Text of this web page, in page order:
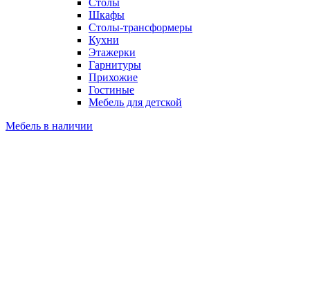
Столы
Шкафы
Столы-трансформеры
Кухни
Этажерки
Гарнитуры
Прихожие
Гостиные
Мебель для детской
Мебель в наличии